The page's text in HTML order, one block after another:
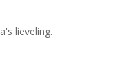
lieveling.